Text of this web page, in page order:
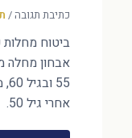
כתיבת תגובה/
ביטוח
אבחון מחלה
אחרי גיל 50.